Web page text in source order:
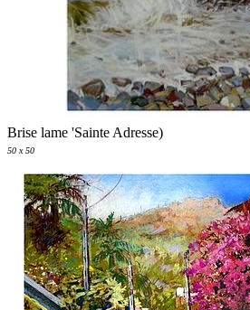
Brise lame 'Sainte Adresse)
50 x 50